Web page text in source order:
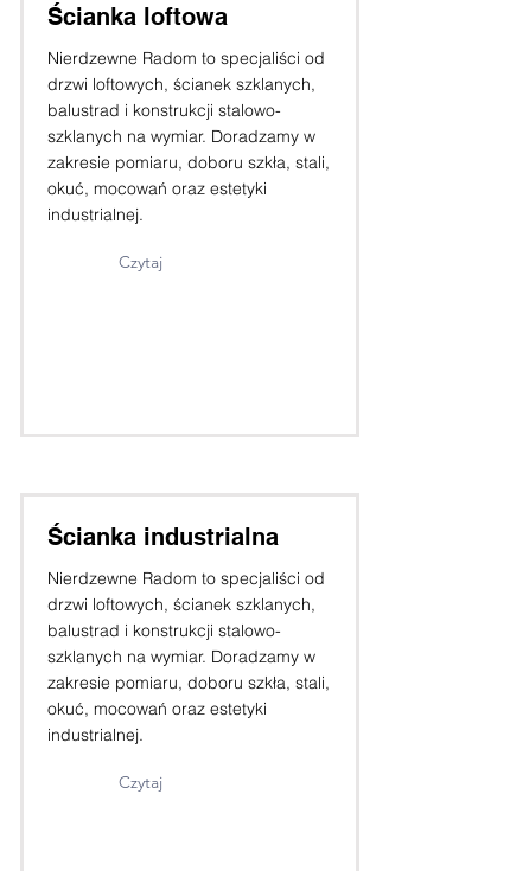
Ścianka loftowa
Nierdzewne Radom to specjaliści od
drzwi loftowych, ścianek szklanych,
balustrad i konstrukcji stalowo-
szklanych na wymiar. Doradzamy w
zakresie pomiaru, doboru szkła, stali,
okuć, mocowań oraz estetyki
industrialnej.
Czytaj
Ścianka industrialna
Nierdzewne Radom to specjaliści od
drzwi loftowych, ścianek szklanych,
balustrad i konstrukcji stalowo-
szklanych na wymiar. Doradzamy w
zakresie pomiaru, doboru szkła, stali,
okuć, mocowań oraz estetyki
industrialnej.
Czytaj